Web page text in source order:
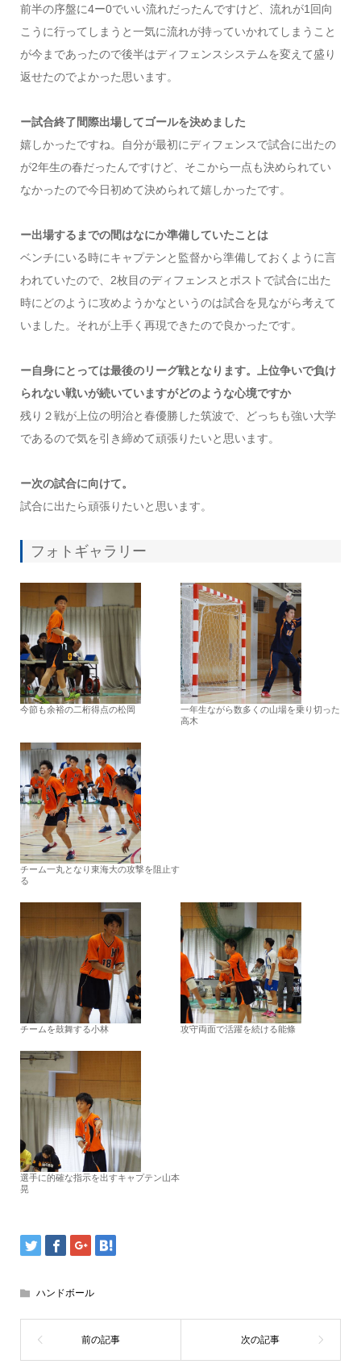
前半の序盤に4ー0でいい流れだったんですけど、流れが1回向
こうに行ってしまうと一気に流れが持っていかれてしまうこと
が今まであったので後半はディフェンスシステムを変えて盛り
返せたのでよかった思います。
ー試合終了間際出場してゴールを決めました
嬉しかったですね。自分が最初にディフェンスで試合に出たの
が2年生の春だったんですけど、そこから一点も決められてい
なかったので今日初めて決められて嬉しかったです。
ー出場するまでの間はなにか準備していたことは
ベンチにいる時にキャプテンと監督から準備しておくように言
われていたので、2枚目のディフェンスとポストで試合に出た
時にどのように攻めようかなというのは試合を見ながら考えて
いました。それが上手く再現できたので良かったです。
ー自身にとっては最後のリーグ戦となります。上位争いで負け
られない戦いが続いていますがどのような心境ですか
残り２戦が上位の明治と春優勝した筑波で、どっちも強い大学
であるので気を引き締めて頑張りたいと思います。
ー次の試合に向けて。
試合に出たら頑張りたいと思います。
フォトギャラリー
今節も余裕の二桁得点の松岡
一年生ながら数多くの山場を乗り切った
高木
チーム一丸となり東海大の攻撃を阻止す
る
チームを鼓舞する小林 攻守両面で活躍を続ける能條
選手に的確な指示を出すキャプテン山本
晃
ハンドボール